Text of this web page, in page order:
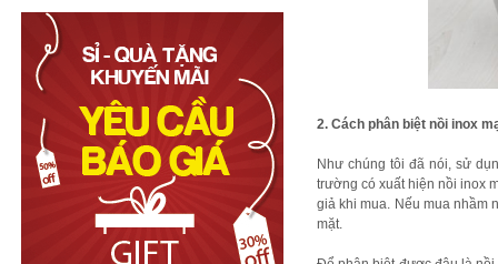
2. Cách phân biệt nồi inox
Như chúng tôi đã nói, sử
trường có xuất hiện nồi inox
giả khi mua. Nếu mua nhầm
mặt.